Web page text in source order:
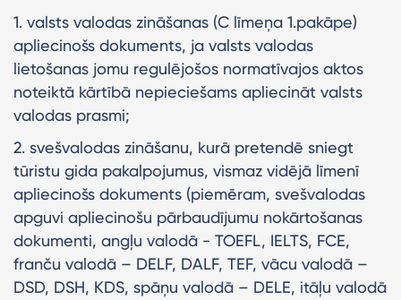
1. valsts valodas zināšanas (C līmeņa 1.pakāpe)
apliecinošs dokuments, ja valsts valodas
lietošanas jomu regulējošos normatīvajos aktos
noteiktā kārtībā nepieciešams apliecināt valsts
valodas prasmi;
2. svešvalodas zināšanu, kurā pretendē sniegt
tūristu gida pakalpojumus, vismaz vidējā līmenī
apliecinošs dokuments (piemēram, svešvalodas
apguvi apliecinošu pārbaudījumu nokārtošanas
dokumenti, angļu valodā - TOEFL, IELTS, FCE,
franču valodā – DELF, DALF, TEF, vācu valodā –
DSD, DSH, KDS, spāņu valodā – DELE, itāļu valodā